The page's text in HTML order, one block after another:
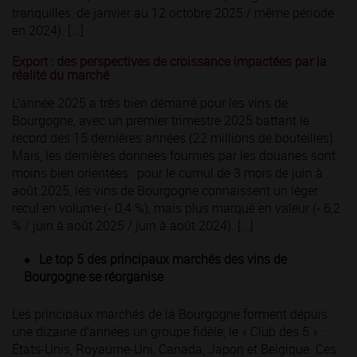
tranquilles, de janvier au 12 octobre 2025 / même période
en 2024). [...]
Export : des perspectives de croissance impactées par la
réalité du marché
L’année 2025 a très bien démarré pour les vins de
Bourgogne, avec un premier trimestre 2025 battant le
record des 15 dernières années (22 millions de bouteilles).
Mais, les dernières données fournies par les douanes sont
moins bien orientées : pour le cumul de 3 mois de juin à
août 2025, les vins de Bourgogne connaissent un léger
recul en volume (- 0,4 %), mais plus marqué en valeur (- 6,2
% / juin à août 2025 / juin à août 2024). [...]
Le top 5 des principaux marchés des vins de
Bourgogne se réorganise
Les principaux marchés de la Bourgogne forment depuis
une dizaine d’années un groupe fidèle, le « Club des 5 » :
États-Unis, Royaume-Uni, Canada, Japon et Belgique. Ces